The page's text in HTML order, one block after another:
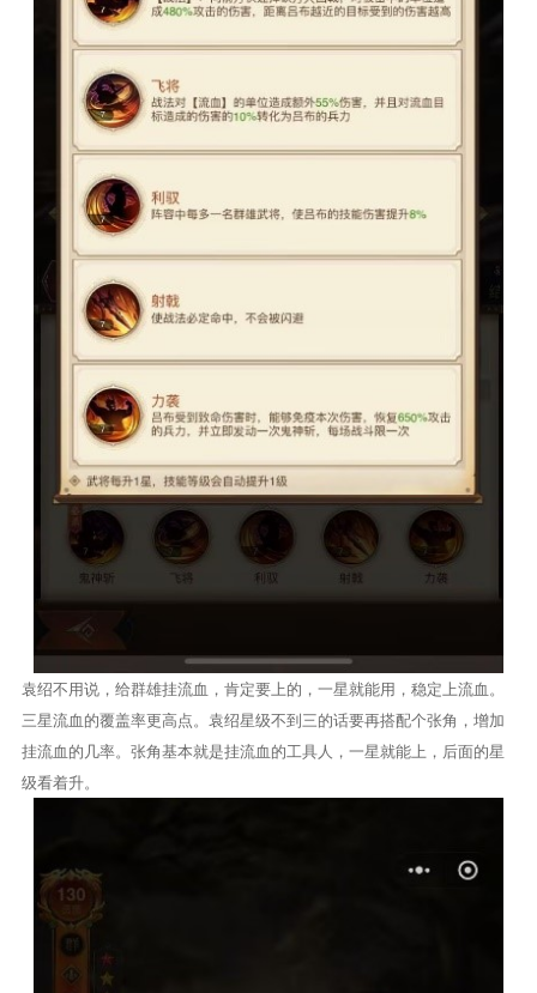
袁绍不用说，给群雄挂流血，肯定要上的，一星就能用，稳定上流血。
三星流血的覆盖率更高点。袁绍星级不到三的话要再搭配个张角，增加
挂流血的几率。张角基本就是挂流血的工具人，一星就能上，后面的星
级看着升。